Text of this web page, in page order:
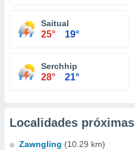
Saitual
25° 19°
Serchhip
28° 21°
Localidades próximas
Zawngling (10.29 km)